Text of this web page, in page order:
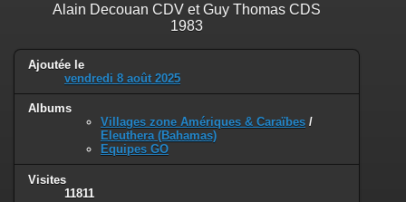
Alain Decouan CDV et Guy Thomas CDS
1983
Ajoutée le
vendredi 8 août 2025
Albums
Villages zone Amériques & Caraïbes /
Eleuthera (Bahamas)
Equipes GO
Visites
11811